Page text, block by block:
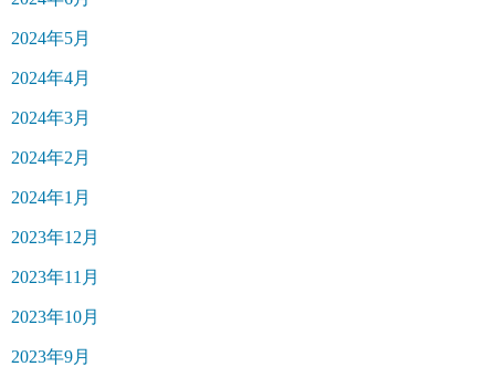
2024年5月
2024年4月
2024年3月
2024年2月
2024年1月
2023年12月
2023年11月
2023年10月
2023年9月